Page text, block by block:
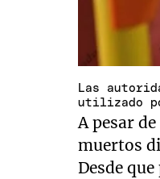
Las
utilizado
A pesar
muertos
Desde